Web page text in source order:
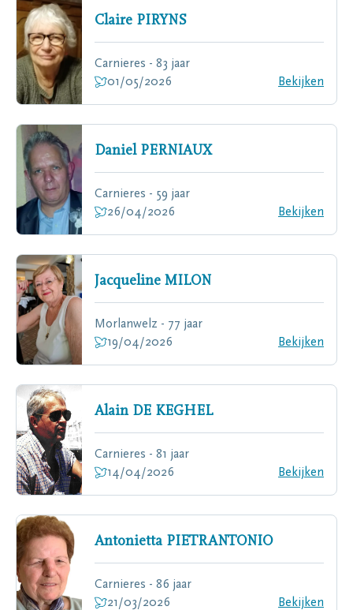
Claire PIRYNS
Carnieres - 83 jaar
01/05/2026
Bekijken
Daniel PERNIAUX
Carnieres - 59 jaar
26/04/2026
Bekijken
Jacqueline MILON
Morlanwelz - 77 jaar
19/04/2026
Bekijken
Alain DE KEGHEL
Carnieres - 81 jaar
14/04/2026
Bekijken
Antonietta PIETRANTONIO
Carnieres - 86 jaar
21/03/2026
Bekijken